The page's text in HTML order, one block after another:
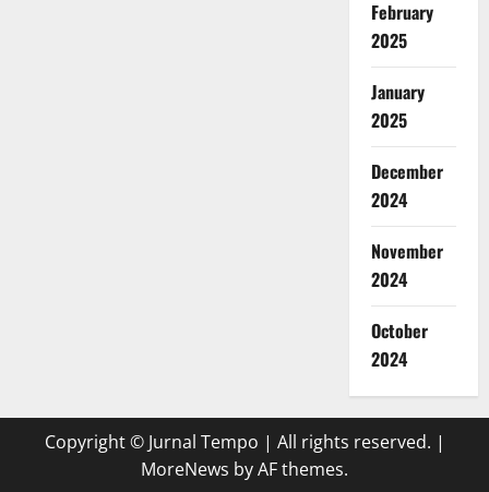
February
2025
January
2025
December
2024
November
2024
October
2024
Copyright © Jurnal Tempo | All rights reserved. |
MoreNews by AF themes.